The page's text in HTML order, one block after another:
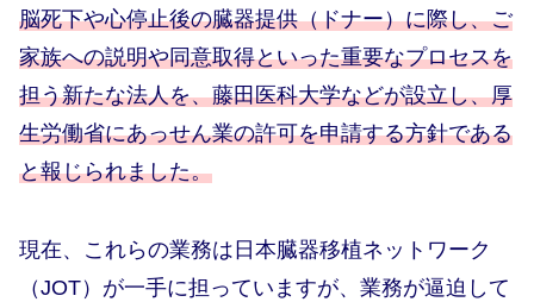
脳死下や心停止後の臓器提供（ドナー）に際し、ご
家族への説明や同意取得といった重要なプロセスを
担う新たな法人を、藤田医科大学などが設立し、厚
生労働省にあっせん業の許可を申請する方針である
と報じられました。
現在、これらの業務は日本臓器移植ネットワーク
（JOT）が一手に担っていますが、業務が逼迫して